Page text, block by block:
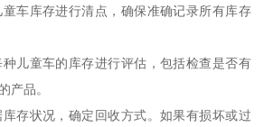
车库存进行清点，确保准确记录所有库存
儿童车的库存进行评估，包括检查是否有
产品。
存状况，确定回收方式。如果有损坏或过